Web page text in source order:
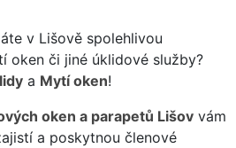
v Lišově spolehlivou
oken či jiné úklidové služby?
a Mytí oken!
oken a parapetů Lišov vám
a poskytnou členové